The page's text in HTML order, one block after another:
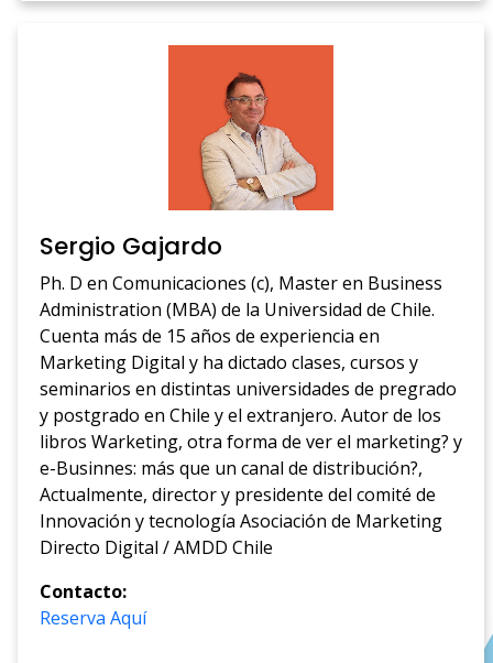
Sergio Gajardo
Ph. D en Comunicaciones (c), Master en Business
Administration (MBA) de la Universidad de Chile.
Cuenta más de 15 años de experiencia en
Marketing Digital y ha dictado clases, cursos y
seminarios en distintas universidades de pregrado
y postgrado en Chile y el extranjero. Autor de los
libros Warketing, otra forma de ver el marketing? y
e-Businnes: más que un canal de distribución?,
Actualmente, director y presidente del comité de
Innovación y tecnología Asociación de Marketing
Directo Digital / AMDD Chile
Contacto:
Reserva Aquí